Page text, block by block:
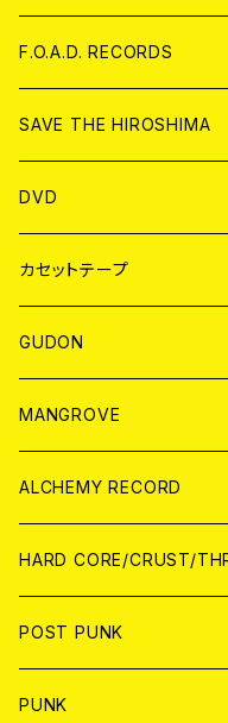
ANALOG
CD
ANALOG
F.O.A.D. RECORDS
CD
ANALOG
SAVE THE HIROSHIMA
アパレル
BADGE
DVD
JAPAN
WORLD
カセットテープ
JAPAN
WORLD
GUDON
アパレル
PATCH
アナログ
DIGITAL CONTENTS
MANGROVE
ALCHEMY RECORD
CD
ANALOG
HARD CORE/CRUST/
JAPAN
CD
WORLD
POST PUNK
CD
PUNK